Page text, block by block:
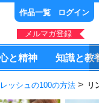
作品一覧 ログイン
メルマガ登録
と精神 知識と教
ッシュの100の方法 リ